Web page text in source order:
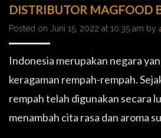
DISTRIBUTOR MAGFOOD
Posted on Juni 15, 2022 at 10:35 am by
Indonesia merupakan negara
keragaman rempah-rempah.
rempah telah digunakan secara
menambah cita rasa dan aroma